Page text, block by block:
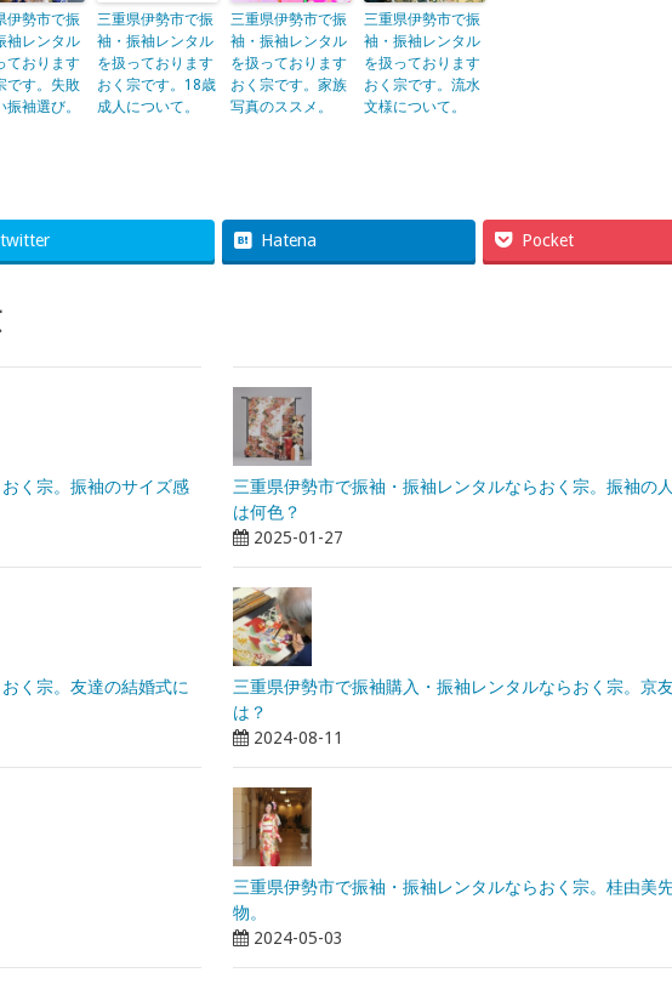
伊勢市で振
袖レンタル
ております
です。失敗
振袖選び。
三重県伊勢市で振
袖・振袖レンタル
を扱っております
おく宗です。18歳
成人について。
三重県伊勢市で振
袖・振袖レンタル
を扱っております
おく宗です。家族
写真のススメ。
三重県伊勢市で振
袖・振袖レンタル
を扱っております
おく宗です。流水
文様について。
twitter Hatena Pocket
く宗。振袖のサイズ感
三重県伊勢市で振袖・振袖レンタルならおく宗。振袖の
は何色？
2025-01-27
く宗。友達の結婚式に
三重県伊勢市で振袖購入・振袖レンタルならおく宗。京
は？
2024-08-11
三重県伊勢市で振袖・振袖レンタルならおく宗。桂由美
物。
2024-05-03